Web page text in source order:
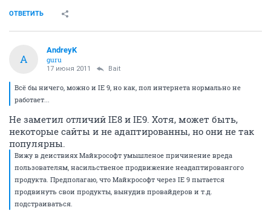
ОТВЕТИТЬ
A
AndreyK
guru
17 июня 2011 Bait
Всё бы ничего, можно и IE 9, но как, пол интернета нормально не
работает...
Не заметил отличий IE8 и IE9. Хотя, может быть,
некоторые сайты и не адаптированны, но они не так
популярны.
Вижу в деиствиях Майкрософт умышленое причинение вреда
пользователям, насильственое продвижение неадаптировангого
продукта. Предполагаю, что Майкрософт через IE 9 пытается
продвинуть свои продукты, вынудив провайдеров и т.д.
подстраиваться.